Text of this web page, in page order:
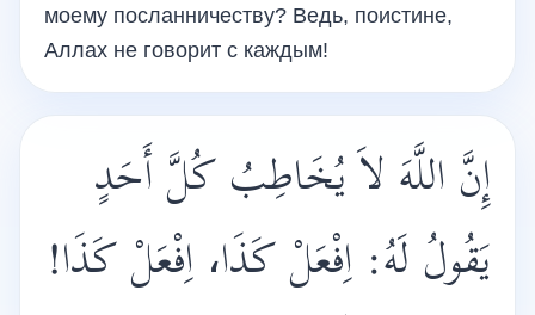
моему посланничеству? Ведь, поистине,
Аллах не говорит с каждым!
إِنَّ اللَّهَ لاَ يُخَاطِبُ كُلَّ أَحَدٍ
يَقُولُ لَهُ: اِفْعَلْ كَذَا، اِفْعَلْ كَذَا!